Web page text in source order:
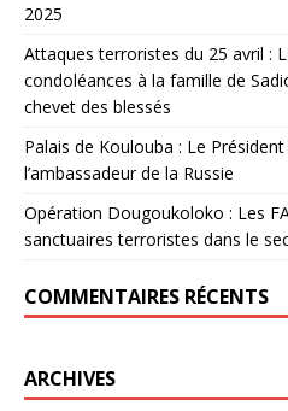
2025
Attaques terroristes du 25 avril :
condoléances à la famille de
chevet des blessés
Palais de Koulouba : Le
l’ambassadeur de la Russie
Opération Dougoukoloko : Les
sanctuaires terroristes dans le
COMMENTAIRES RÉCENTS
ARCHIVES